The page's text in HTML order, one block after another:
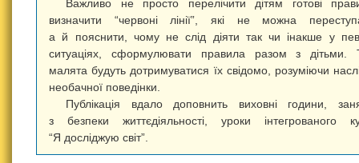
Важливо не просто перелічити дітям готові
визначити “червоні лінії”, які не можна
а й пояснити, чому не слід діяти так чи інакше у
ситуаціях, сформулювати правила разом з дітьми.
малята будуть дотримуватися їх свідомо, розуміючи
необачної поведінки.
Публікація вдало доповнить виховні години,
з безпеки життєдіяльності, уроки інтегрованого
“Я досліджую світ”.